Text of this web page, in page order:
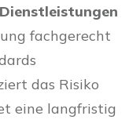
fachgerecht
das Risiko
eine langfristig